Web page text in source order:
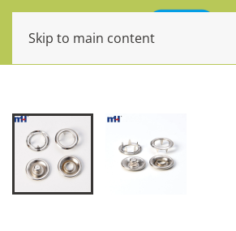
Skip to main content